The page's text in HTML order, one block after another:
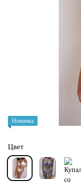
Новинка
Цвет